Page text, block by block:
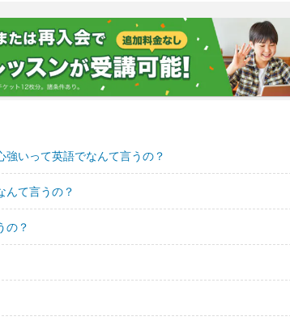
いって英語でなんて言うの？
んて言うの？
の？